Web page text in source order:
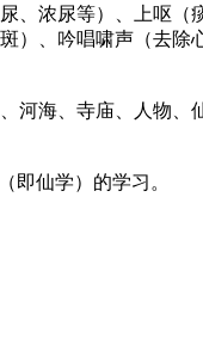
、浓尿等）、上呕（
）、吟唱啸声（去除
海、寺庙、人物、
仙学）的学习。